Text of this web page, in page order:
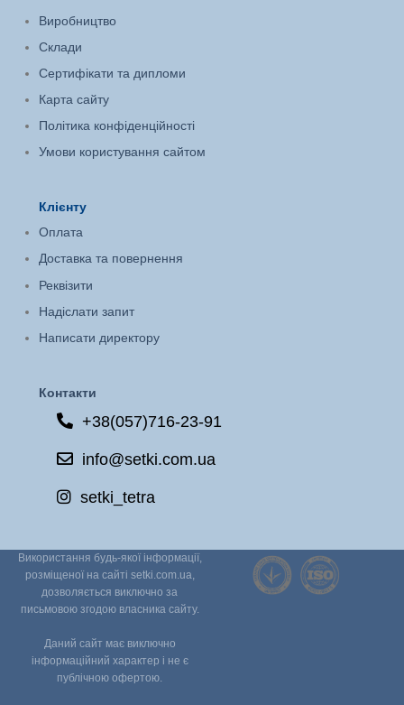
Виробництво
Склади
Сертифікати та дипломи
Карта сайту
Політика конфіденційності
Умови користування сайтом
Клієнту
Оплата
Доставка та повернення
Реквізити
Надіслати запит
Написати директору
Контакти
+38(057)716-23-91
info@setki.com.ua
setki_tetra
Використання будь-якої інформації,
розміщеної на сайті setki.com.ua,
дозволяється виключно за
письмовою згодою власника сайту.
Даний сайт має виключно
інформаційний характер і не є
публічною офертою.